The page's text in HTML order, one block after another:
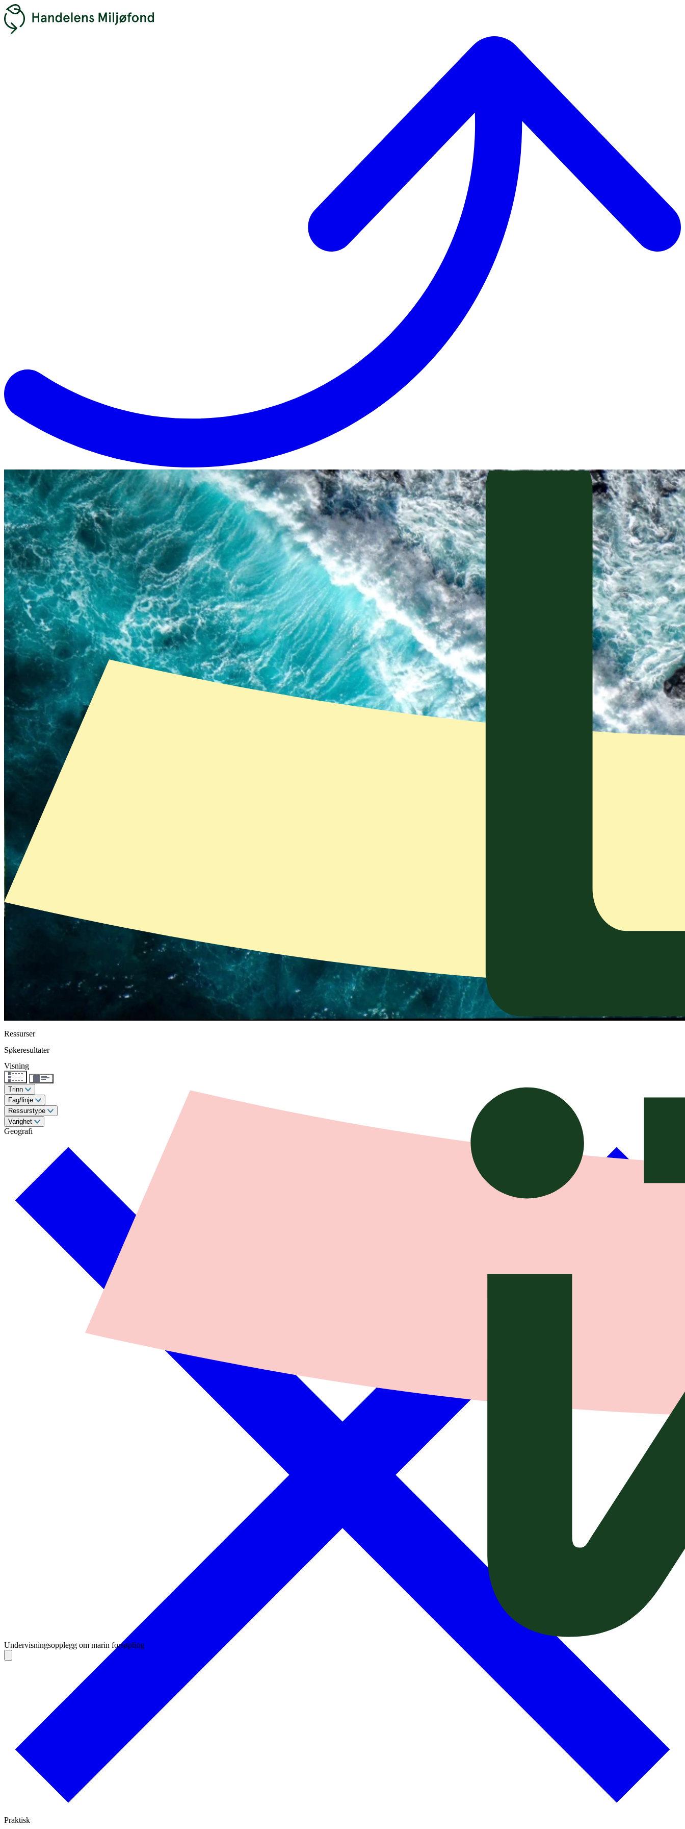
Undervisningsopplegg om marin forsøpling
Ressurser
Søkeresultater
Visning
Trinn
Fag/linje
Ressurstype
Varighet
Geografi
Praktisk